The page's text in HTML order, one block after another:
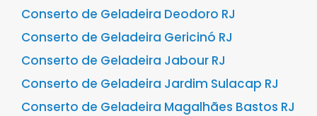
Conserto de Geladeira Deodoro RJ
Conserto de Geladeira Gericinó RJ
Conserto de Geladeira Jabour RJ
Conserto de Geladeira Jardim Sulacap RJ
Conserto de Geladeira Magalhães Bastos RJ